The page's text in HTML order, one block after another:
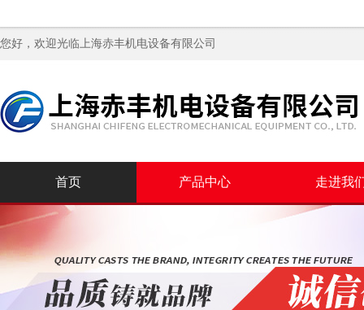
您好，欢迎光临上海赤丰机电设备有限公司
首页 产品中心 走进我